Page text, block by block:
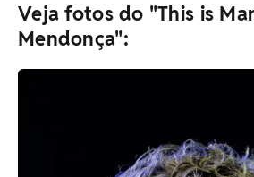
Veja fotos do "This is
Mendonça":